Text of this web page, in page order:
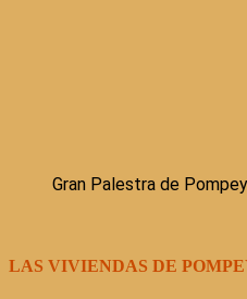
Gran Palestra de
LAS VIVIENDAS DE